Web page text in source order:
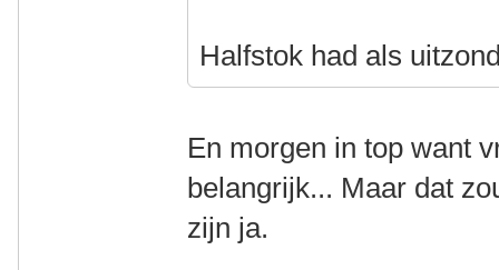
Halfstok had als
En morgen in top want
belangrijk... Maar dat
zijn ja.